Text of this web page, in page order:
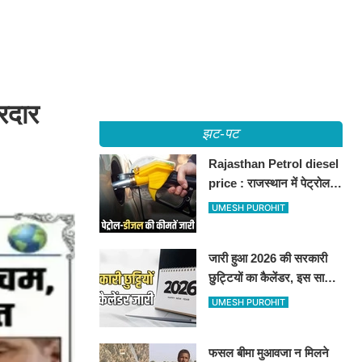
झट-पट
Rajasthan Petrol diesel
price : राजस्थान में पेट्रोल-
डीजल की कीमतें जारी, जानिए
UMESH PUROHIT
जारी हुआ 2026 की सरकारी
छुट्टियों का कैलेंडर, इस साल
कई बार मिलेगा लगातार
UMESH PUROHIT
फसल बीमा मुआवजा न मिलने